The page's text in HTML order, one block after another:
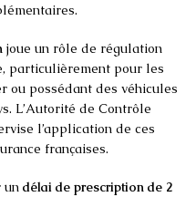
joue un rôle de régulation
particulièrement pour les
ou possédant des véhicules
L’Autorité de Contrôle
l’application de ces
françaises.
un délai de prescription de 2